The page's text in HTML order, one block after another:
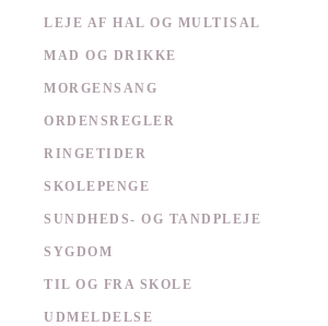
LEJE AF HAL OG MULTISAL
MAD OG DRIKKE
MORGENSANG
ORDENSREGLER
RINGETIDER
SKOLEPENGE
SUNDHEDS- OG TANDPLEJE
SYGDOM
TIL OG FRA SKOLE
UDMELDELSE